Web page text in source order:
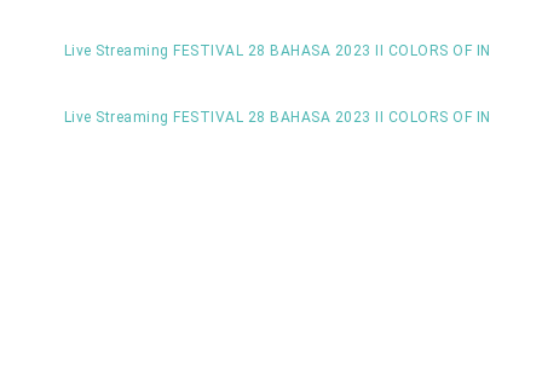
Live Streaming FESTIVAL 28 BAHASA 2023 II COLORS OF
Live Streaming FESTIVAL 28 BAHASA 2023 II COLORS OF